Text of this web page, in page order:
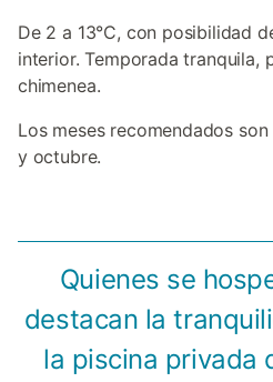
De 2 a 13°C, con posibilidad
interior. Temporada tranquila,
chimenea.
Los meses recomendados
y octubre.
Quienes se
destacan la
la piscina privada